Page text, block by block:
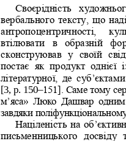
Своєрідність
вербального тексту, що
антропоцентричності,
втілювати  в  образній
ско нструював  у  своїй
постає  як  продукт  однієї
літературної,  де
[3, p. 150– 151]. Саме тому
м’яса»  Люко  Дашвар  одним
завдяки
Націленість на
письменницького  досвіду